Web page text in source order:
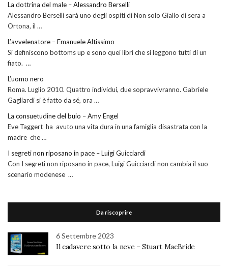
La dottrina del male – Alessandro Berselli
Alessandro Berselli sarà uno degli ospiti di Non solo Giallo di sera a
Ortona, il …
L’avvelenatore – Emanuele Altissimo
Si definiscono bottoms up e sono quei libri che si leggono tutti di un
fiato. …
L’uomo nero
Roma. Luglio 2010. Quattro individui, due sopravvivranno. Gabriele
Gagliardi si è fatto da sé, ora …
La consuetudine del buio – Amy Engel
Eve Taggert ha avuto una vita dura in una famiglia disastrata con la
madre che …
I segreti non riposano in pace – Luigi Guicciardi
Con I segreti non riposano in pace, Luigi Guicciardi non cambia il suo
scenario modenese …
Da riscoprire
6 Settembre 2023
Il cadavere sotto la neve – Stuart MacBride